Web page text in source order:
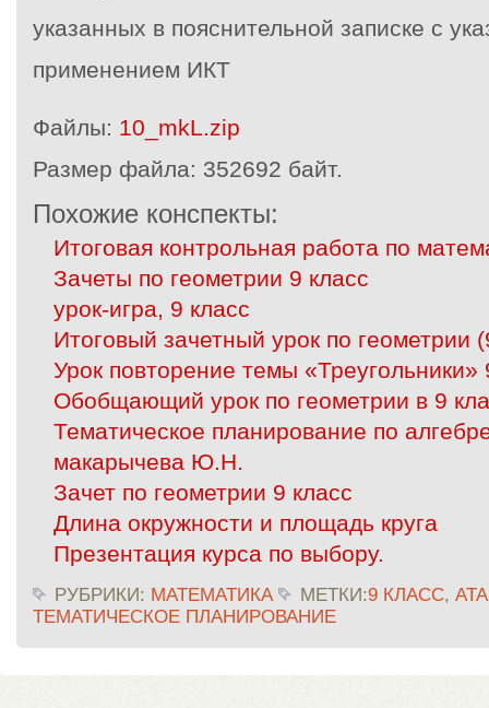
указанных в пояснительной записке с
применением ИКТ
Файлы: 10_mkL.zip
Размер файла: 352692 байт.
Похожие конспекты:
Итоговая контрольная работа по
Зачеты по геометрии 9 класс
урок-игра, 9 класс
Итоговый зачетный урок по геометрии
Урок повторение темы «Треугольники»
Обобщающий урок по геометрии в 9
Тематическое планирование по
макарычева Ю.Н.
Зачет по геометрии 9 класс
Длина окружности и площадь круга
Презентация курса по выбору.
РУБРИКИ: МАТЕМАТИКА МЕТКИ:9 КЛАСС,
ТЕМАТИЧЕСКОЕ ПЛАНИРОВАНИЕ